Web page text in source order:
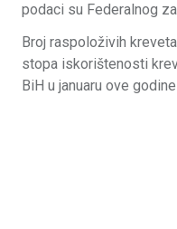
podaci su Federalnog
Broj raspoloživih
stopa iskorištenosti
BiH u januaru ove